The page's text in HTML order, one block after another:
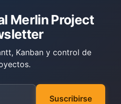
Merlin Project
Kanban y control de
Suscribirse